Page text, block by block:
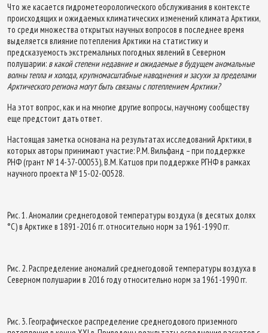
Что же касается гидрометеорологического обслуживания в контексте
происходящих и ожидаемых климатических изменений климата Арктики,
то среди множества открытых научных вопросов в последнее время
выделяется влияние потепления Арктики на статистику и
предсказуемость экстремальных погодных явлений в Северном
полушарии: в какой степени недавние и ожидаемые в будущем аномальные
волны тепла и холода, крупномасштабные наводнения и засухи за пределами
Арктического региона могут быть связаны с потеплением Арктики?
На этот вопрос, как и на многие другие вопросы, научному сообществу
еще предстоит дать ответ.
Настоящая заметка основана на результатах исследований Арктики, в
которых авторы принимают участие: Р.М. Вильфанд – при поддержке
РНФ (грант № 14-37-00053), В.М. Катцов при поддержке РГНФ в рамках
научного проекта № 15-02-00528.
Рис. 1. Аномалии среднегодовой температуры воздуха (в десятых долях
°С) в Арктике в 1891-2016 гг. относительно норм за 1961-1990 гг.
Рис. 2. Распределение аномалий среднегодовой температуры воздуха в
Северном полушарии в 2016 году относительно норм за 1961-1990 гг.
Рис. 3. Географическое распределение среднегодового приземного